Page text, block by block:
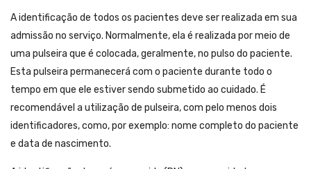
A identificação de todos os pacientes deve ser realizada em sua
admissão no serviço. Normalmente, ela é realizada por meio de
uma pulseira que é colocada, geralmente, no pulso do paciente.
Esta pulseira permanecerá com o paciente durante todo o
tempo em que ele estiver sendo submetido ao cuidado. É
recomendável a utilização de pulseira, com pelo menos dois
identificadores, como, por exemplo: nome completo do paciente
e data de nascimento.